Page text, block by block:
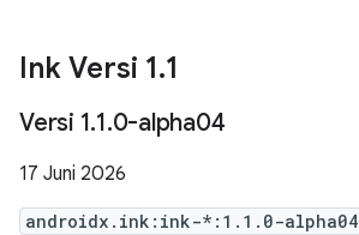
Ink Versi 1.1
Versi 1.1.0-alpha04
17 Juni 2026
androidx.ink:ink-*:1.1.0-alpha04